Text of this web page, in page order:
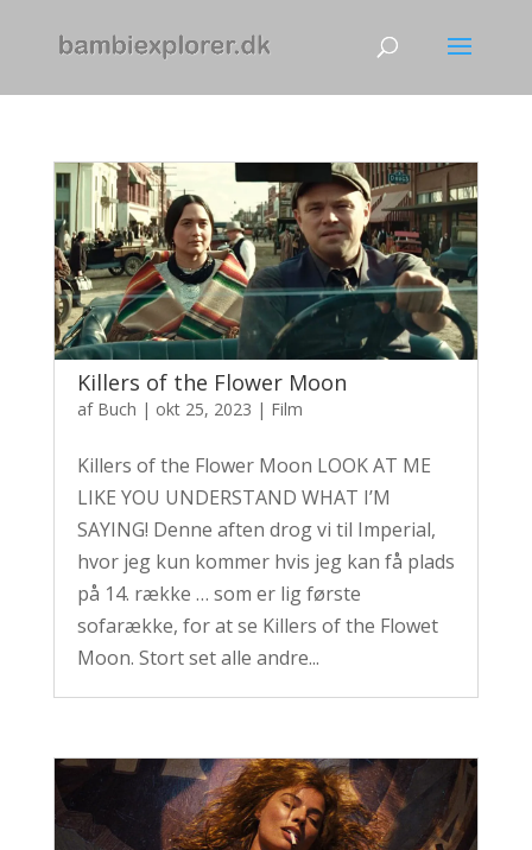
Killers of the Flower Moon
af Buch | okt 25, 2023 | Film
Killers of the Flower Moon LOOK AT ME
LIKE YOU UNDERSTAND WHAT I’M
SAYING! Denne aften drog vi til Imperial,
hvor jeg kun kommer hvis jeg kan få plads
på 14. række … som er lig første
sofarække, for at se Killers of the Flowet
Moon. Stort set alle andre...